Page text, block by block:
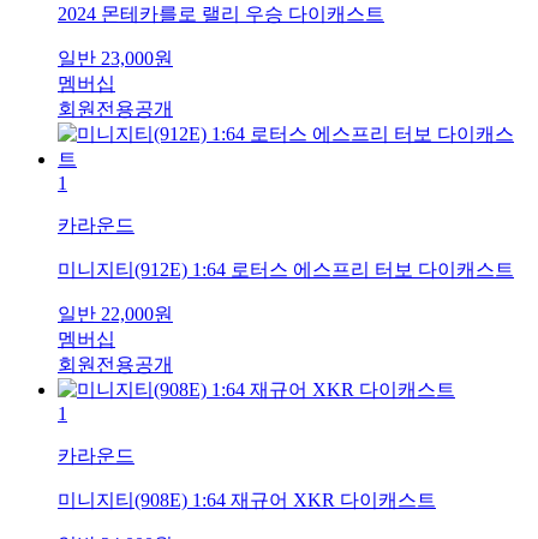
2024 몬테카를로 랠리 우승 다이캐스트
일반 23,000원
멤버십
회원전용공개
1
카라운드
미니지티(912E) 1:64 로터스 에스프리 터보 다이캐스트
일반 22,000원
멤버십
회원전용공개
1
카라운드
미니지티(908E) 1:64 재규어 XKR 다이캐스트